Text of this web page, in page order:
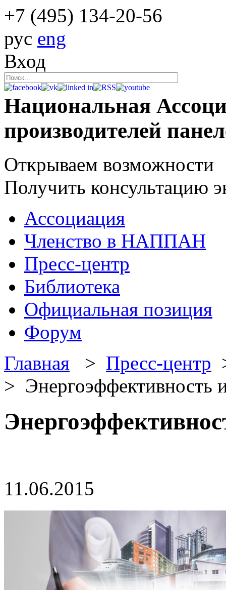
+7 (495) 134-20-56
рус eng
Вход
Национальная
производителей
Открываем возможности
Получить консультацию
Ассоциация
Членство в НАППАН
Пресс-центр
Библиотека
Официальная позиция
Форум
Главная > Пресс-центр
> Энергоэффективность
11.06.2015